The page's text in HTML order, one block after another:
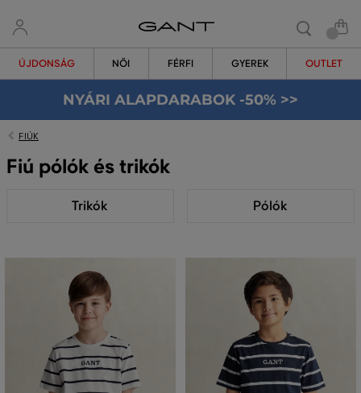
ÚJDONSÁG NŐI FÉRFI GYEREK OUTLET
NYÁRI ALAPDARABOK -50% >>
FIÚK
Fiú pólók és trikók
Trikók Pólók